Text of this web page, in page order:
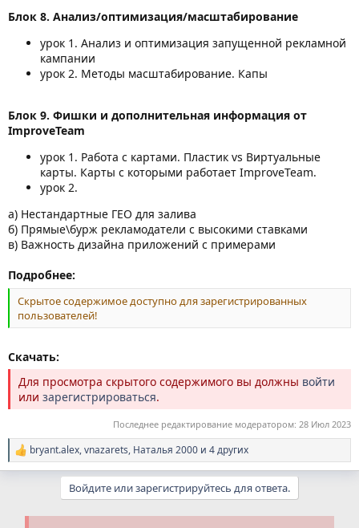
Блок 8. Анализ/оптимизация/масштабирование
урок 1. Анализ и оптимизация запущенной рекламной
кампании
урок 2. Методы масштабирование. Капы
Блок 9. Фишки и дополнительная информация от
ImproveTeam
урок 1. Работа с картами. Пластик vs Виртуальные
карты. Карты с которыми работает ImproveTeam.
урок 2.
а) Нестандартные ГЕО для залива
б) Прямые\бурж рекламодатели с высокими ставками
в) Важность дизайна приложений с примерами
Подробнее:
Скрытое содержимое доступно для зарегистрированных
пользователей!
Скачать:
Для просмотра скрытого содержимого вы должны войти
или зарегистрироваться.
Последнее редактирование модератором: 28 Июл 2023
Р
е
bryant.alex,vnazarets, Наталья 2000 и 4 других
Войдите или зарегистрируйтесь для ответа.